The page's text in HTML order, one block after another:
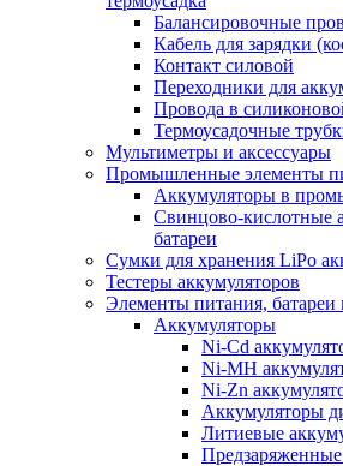
Балансировочные
Кабель для зарядки
Контакт силовой
Переходники для
Провода в
Термоусадочные
Мультиметры и аксессуары
Промышленные элементы
Аккумуляторы в
Свинцово-кислотные
батареи
Сумки для хранения LiPo
Тестеры аккумуляторов
Элементы питания, батареи
Аккумуляторы
Ni-Cd
Ni-MH
Ni-Zn
Аккумуляторы
Литиевые